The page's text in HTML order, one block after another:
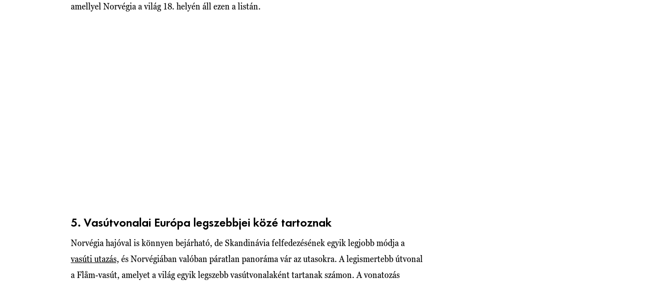
amellyel Norvégia a világ 18. helyén áll ezen a listán.
5. Vasútvonalai Európa legszebbjei közé tartoznak
Norvégia hajóval is könnyen bejárható, de Skandinávia felfedezésének egyik legjobb módja a
vasúti utazás, és Norvégiában valóban páratlan panoráma vár az utasokra. A legismertebb útvonal
a Flåm-vasút, amelyet a világ egyik legszebb vasútvonalaként tartanak számon. A vonatozás